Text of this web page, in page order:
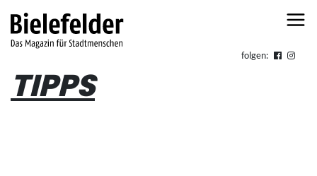
folgen:
TIPPS